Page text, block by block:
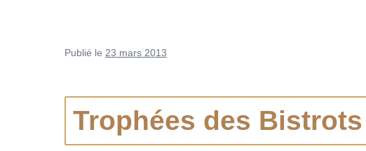
Publié le 23 mars 2013
Trophées des